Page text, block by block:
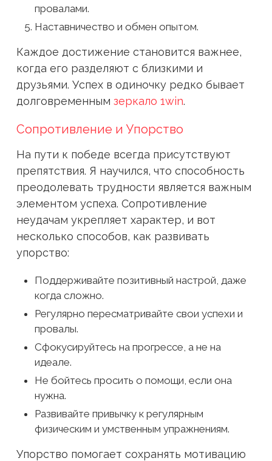
провалами.
Наставничество и обмен опытом.
Каждое достижение становится важнее,
когда его разделяют с близкими и
друзьями. Успех в одиночку редко бывает
долговременным зеркало 1win.
Сопротивление и Упорство
На пути к победе всегда присутствуют
препятствия. Я научился, что способность
преодолевать трудности является важным
элементом успеха. Сопротивление
неудачам укрепляет характер, и вот
несколько способов, как развивать
упорство:
Поддерживайте позитивный настрой, даже
когда сложно.
Регулярно пересматривайте свои успехи и
провалы.
Сфокусируйтесь на прогрессе, а не на
идеале.
Не бойтесь просить о помощи, если она
нужна.
Развивайте привычку к регулярным
физическим и умственным упражнениям.
Упорство помогает сохранять мотивацию